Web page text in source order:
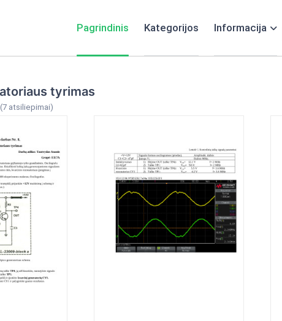
Pagrindinis Kategorijos Informacija
tyrimas
atsiliepimai)